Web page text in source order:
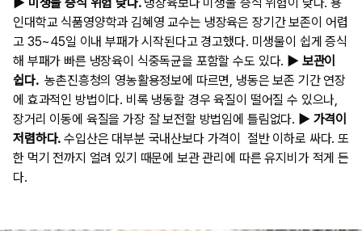
인대학교 식품영양학과 김혜영 교수는 냉장육은 장기간 보존이 어렵
고 35~45일 이내 부패가 시작된다고 경고했다. 미생물이 쉽게 증식
해 부패가 빠른 냉장육이 식중독균을 포함할 수도 있다. ▶ 보관이
쉽다.농촌진흥청의 영농활용정보에 따르면, 냉동은 보존 기간 연장
에 효과적인 방법이다. 비록 냉동할 경우 육질이 떨어질 수 있으나,
장거리 이동에 육질을 가장 잘 보전할 방법임에 틀림없다. ▶ 가격이
저렴하다. 수입산은 대부분 국내산보다 가격이 절반 이하로 싸다. 또
한 먹기 전까지 얼려 있기 때문에 보관 관리에 따른 유지비가 적게 든
다.